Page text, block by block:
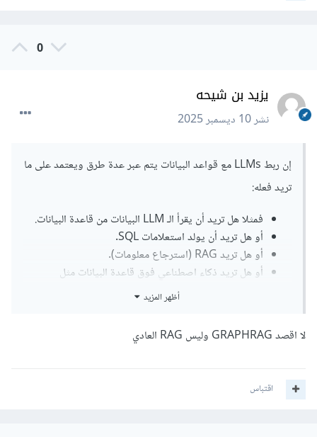
0
يزيد بن شيحه
نشر10 ديسمبر 2025
إن ربط LLMs مع قواعد البيانات يتم عبر عدة طرق ويعتمد على ما
تريد فعله:
فمثلا هل تريد أن يقرأ الـ LLM البيانات من قاعدة البيانات.
أو هل تريد أن يولد استعلامات SQL.
أو هل تريد RAG (استرجاع معلومات).
أو هل تريد ذكاء اصطناعي فوق قاعدة البيانات مثل
natural language queries .
أظهر المزيد
لا اقصد GRAPHRAG وليس RAG العادي
اقتباس